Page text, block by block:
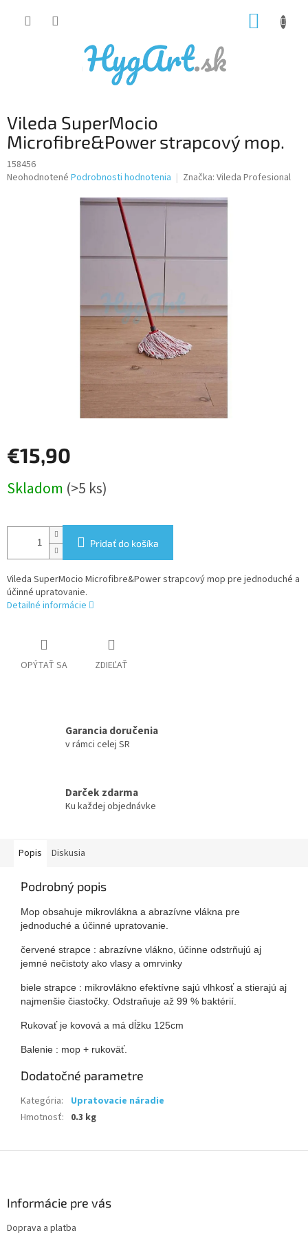
Vileda SuperMocio
Microfibre&Power strapcový mop.
158456
Priemerné
Neohodnotené Podrobnosti hodnotenia Značka: Vileda Profesional
€15,90
cena:
Skladom (>5 ks)
Pridať do košíka
Vileda SuperMocio Microfibre&Power strapcový mop pre jednoduché a
účinné upratovanie.
Detailné informácie
OPÝTAŤ SA ZDIEĽAŤ
Garancia doručenia
v rámci celej SR
Darček zdarma
Ku každej objednávke
Popis Diskusia
Podrobný popis
Mop obsahuje mikrovlákna a abrazívne vlákna pre
jednoduché a účinné upratovanie.
červené strapce : abrazívne vlákno, účinne odstrňujú aj
jemné nečistoty ako vlasy a omrvinky
biele strapce : mikrovlákno efektívne sajú vlhkosť a stierajú aj
najmenšie čiastočky. Odstraňuje až 99 % baktérií.
Rukovať je kovová a má dĺžku 125cm
Balenie : mop + rukoväť.
Dodatočné parametre
Kategória:
Upratovacie náradie
Hmotnosť: 0.3 kg
Informácie pre vás
Doprava a platba